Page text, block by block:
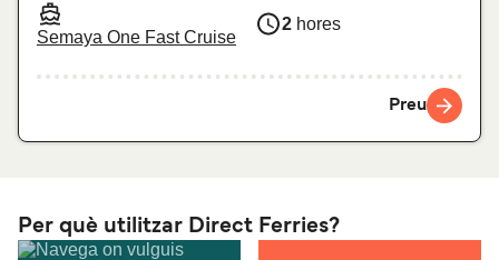
Semaya One Fast Cruise
2 hores
Preu
Per què utilitzar Direct Ferries?